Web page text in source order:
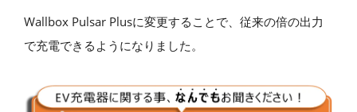
Wallbox Pulsar Plusに変更することで、従来の倍の出力
で充電できるようになりました。